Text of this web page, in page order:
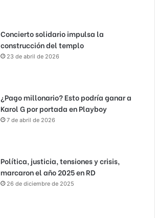
Concierto solidario impulsa la
construcción del templo
23 de abril de 2026
¿Pago millonario? Esto podría ganar a
Karol G por portada en Playboy
7 de abril de 2026
Política, justicia, tensiones y crisis,
marcaron el año 2025 en RD
26 de diciembre de 2025